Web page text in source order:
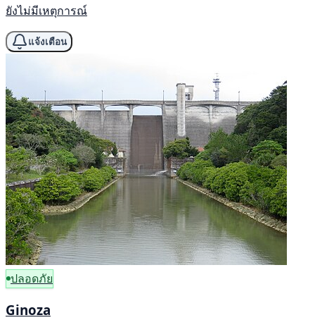
ยังไม่มีเหตุการณ์
แจ้งเตือน
ปลอดภัย
Ginoza